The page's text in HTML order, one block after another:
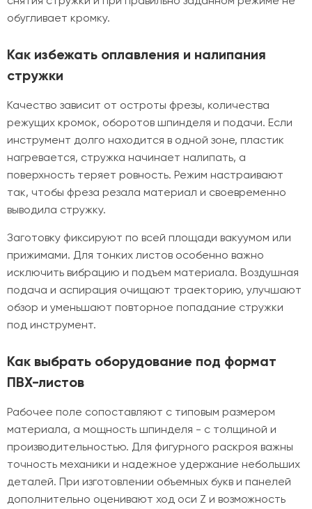
обугливает кромку.
Как избежать оплавления и налипания
стружки
Качество зависит от остроты фрезы, количества
режущих кромок, оборотов шпинделя и подачи. Если
инструмент долго находится в одной зоне, пластик
нагревается, стружка начинает налипать, а
поверхность теряет ровность. Режим настраивают
так, чтобы фреза резала материал и своевременно
выводила стружку.
Заготовку фиксируют по всей площади вакуумом или
прижимами. Для тонких листов особенно важно
исключить вибрацию и подъем материала. Воздушная
подача и аспирация очищают траекторию, улучшают
обзор и уменьшают повторное попадание стружки
под инструмент.
Как выбрать оборудование под формат
ПВХ-листов
Рабочее поле сопоставляют с типовым размером
материала, а мощность шпинделя - с толщиной и
производительностью. Для фигурного раскроя важны
точность механики и надежное удержание небольших
деталей. При изготовлении объемных букв и панелей
дополнительно оценивают ход оси Z и возможность